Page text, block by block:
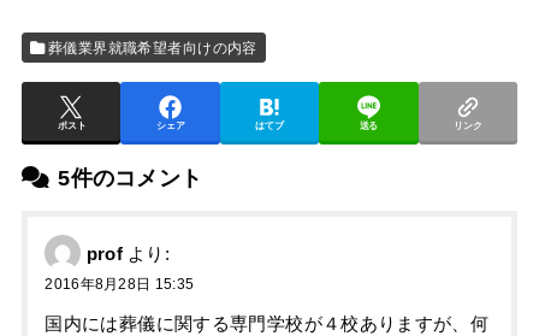
葬儀業界就職希望者向けの内容
ポスト シェア はてブ 送る リンク
5件のコメント
prof より:
2016年8月28日 15:35
国内には葬儀に関する専門学校が４校ありますが、何